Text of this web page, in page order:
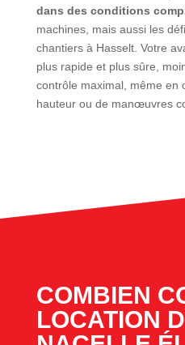
dans des conditions
machines, mais aussi les
chantiers à Hasselt. Votre
plus rapide et plus sûre,
contrôle maximal, même en
hauteur ou de manœuvres
COMBIEN
LOCATION